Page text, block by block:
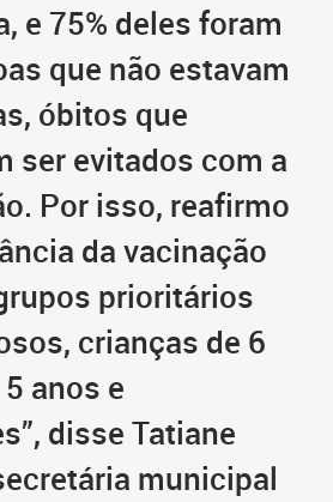
e 75% deles foram
que não estavam
óbitos que
ser evitados com a
Por isso, reafirmo
da vacinação
prioritários
crianças de 6
anos e
disse Tatiane
municipal